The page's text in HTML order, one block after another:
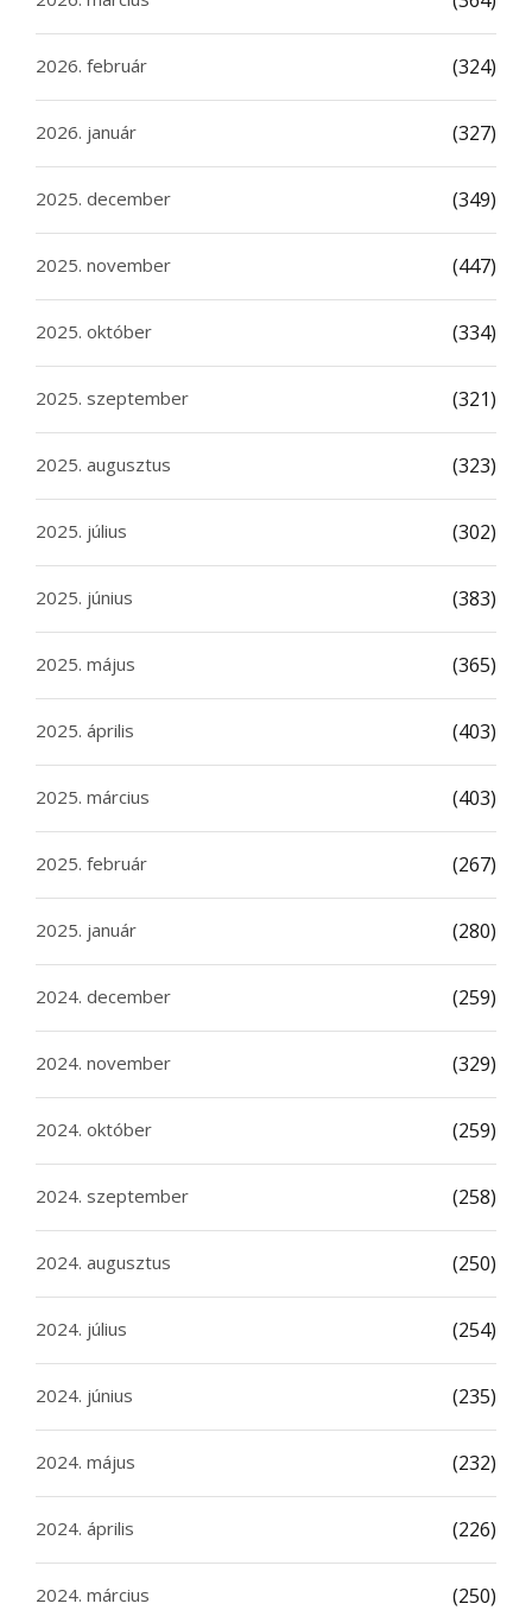
2026. február (324)
2026. január (327)
2025. december (349)
2025. november (447)
2025. október (334)
2025. szeptember (321)
2025. augusztus (323)
2025. július (302)
2025. június (383)
2025. május (365)
2025. április (403)
2025. március (403)
2025. február (267)
2025. január (280)
2024. december (259)
2024. november (329)
2024. október (259)
2024. szeptember (258)
2024. augusztus (250)
2024. július (254)
2024. június (235)
2024. május (232)
2024. április (226)
2024. március (250)